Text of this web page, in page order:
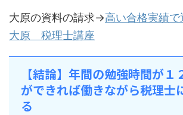
大原の資料の請求→高い合格実績
大原 税理士講座
【結論】年間の勉強時間が
ができれば働きながら税理士
る